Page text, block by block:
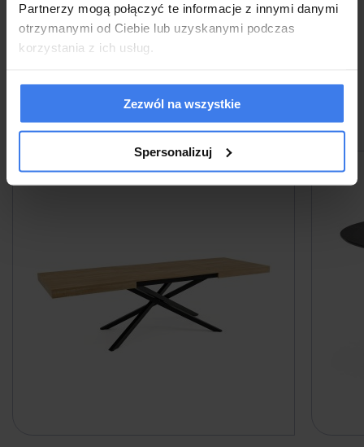
Partnerzy mogą połączyć te informacje z innymi danymi
otrzymanymi od Ciebie lub uzyskanymi podczas
korzystania z ich usług.
Zezwól na wszystkie
Spersonalizuj
EAN:2010001193968
Waga:28 kg
Inne produkty z tej kategorii